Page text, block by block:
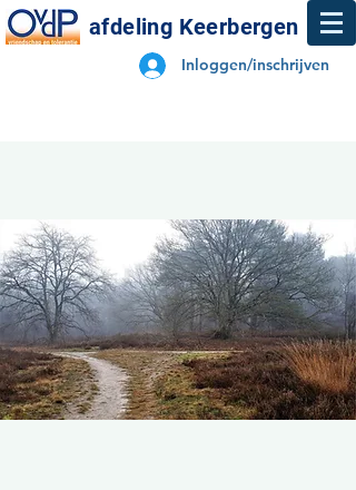
afdeling Keerbergen
Inloggen/inschrijven